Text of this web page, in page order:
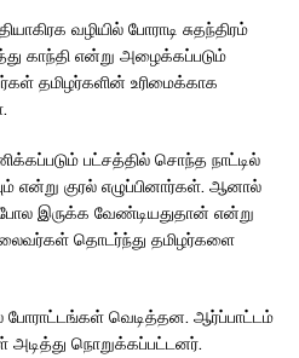
வழியில் போராடி சுதந்திரம்
காந்தி என்று அழைக்கப்படும்
தமிழர்களின் உரிமைக்காக
பட்சத்தில் சொந்த நாட்டில்
என்று குரல் எழுப்பினார்கள். ஆனால்
இருக்க வேண்டியதுதான் என்று
தொடர்ந்து தமிழர்களை
போராட்டங்கள் வெடித்தன. ஆர்ப்பாட்டம்
நொறுக்கப்பட்டனர்.